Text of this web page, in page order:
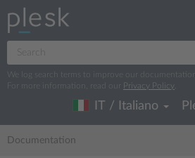
We log search terms to improve our documentation.
For more information, read our
Privacy Policy
IT / Italiano
Documentation